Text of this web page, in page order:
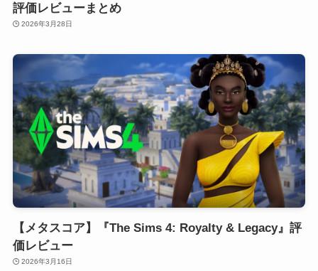
評価レビューまとめ
2026年3月28日
【メタスコア】『The Sims 4: Royalty & Legacy』評
価レビュー
2026年3月16日